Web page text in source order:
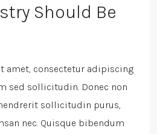
Should Be
amet, consectetur adipiscing
sed sollicitudin. Donec non
sollicitudin purus,
nec. Quisque bibendum